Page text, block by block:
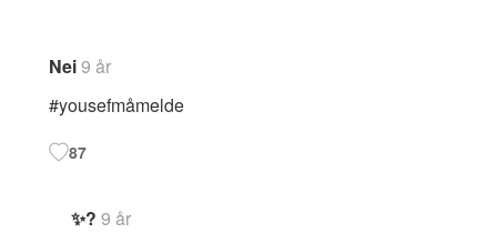
Nei9 år
#yousefmåmelde
87
✨? 9 år